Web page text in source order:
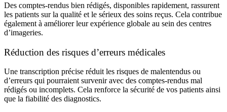
Des comptes-rendus bien rédigés, disponibles rapidement, rassurent
les patients sur la qualité et le sérieux des soins reçus. Cela contribue
également à améliorer leur expérience globale au sein des centres
d’imageries.
Réduction des risques d’erreurs médicales
Une transcription précise réduit les risques de malentendus ou
d’erreurs qui pourraient survenir avec des comptes-rendus mal
rédigés ou incomplets. Cela renforce la sécurité de vos patients ainsi
que la fiabilité des diagnostics.